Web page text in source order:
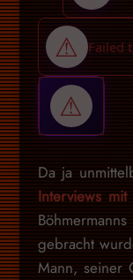
Da ja
Interviews
gebracht
Mann, seiner